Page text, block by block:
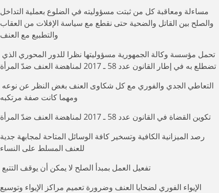
مساءلة ومعاقبة كل من ثبتت مسؤوليته في الضلوع بعملية التداخل
والصلح بين القاتل والضحية حتى نقطع مع سياسة الإفلات من العقاب
والتطبيع مع العنف
تضطلع به في إطار القانون عدد 58 ـ 2017 لمناهضة العنف ضدّ المرأة
ومهما كانت صفة مرتكبه
تكوين القضاة في القانون عدد 58 ـ 2017 لمناهضة العنف ضدّ المرأة
رصد الميزانية الكافية وتسخير كافة الوسائل المتاحة لمجابهة جدية
للعنف المسلط على النساء
الإيواء الفوري لضحايا العنف وضرورة تعميم مراكز الإيواء وتوسيع